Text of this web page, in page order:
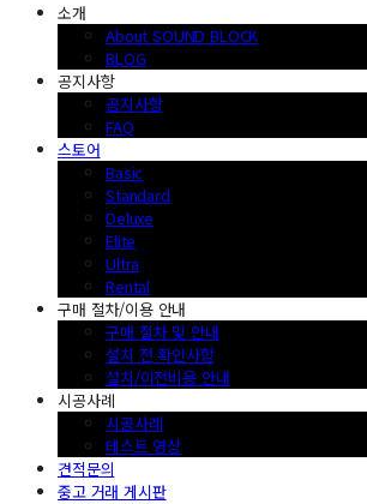
소개
About SOUND BLOCK
BLOG
공지사항
공지사항
FAQ
스토어
Basic
Standard
Deluxe
Elite
Ultra
Rental
구매 절차/이용 안내
구매 절차 및 안내
설치 전 확인사항
설치/이전비용 안내
시공사례
시공사례
테스트 영상
견적문의
중고 거래 게시판